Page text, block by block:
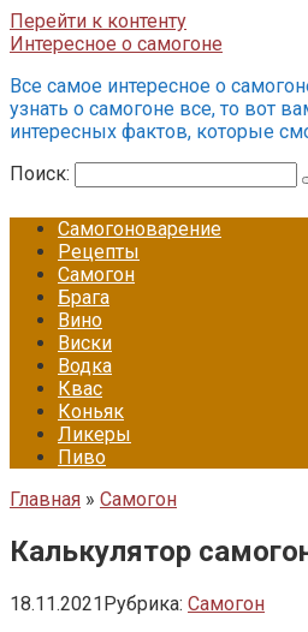
Перейти к контенту
Интересное о самогоне
Все самое интересное о
узнать о самогоне все, то вот
интересных фактов, которые
Поиск:
Самогоноварение
Рецепты
Самогон
Брага
Вино
Виски
Водка
Квас
Коньяк
Ликеры
Пиво
Главная » Самогон
Калькулятор
18.11.2021Рубрика: Самогон